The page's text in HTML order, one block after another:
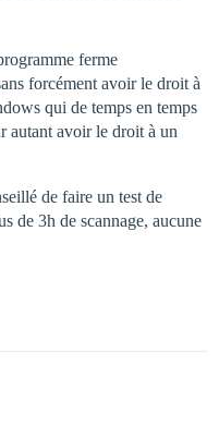
ferme
forcément avoir le droit à
qui de temps en temps
autant avoir le droit à un
de faire un test de
de 3h de scannage, aucune